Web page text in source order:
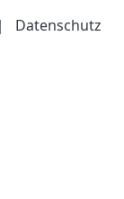
| Datenschutz